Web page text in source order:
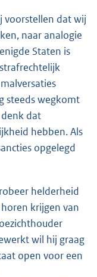
voorstellen dat wij
naar analogie
Staten is
steeds wegkomt
dat
hebben. Als
opgelegd
helderheid
krijgen van
wil hij graag
open voor een